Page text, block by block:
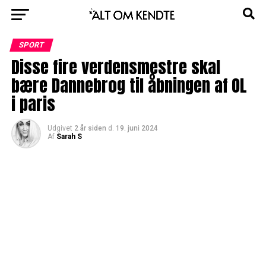
SPORT
Disse fire verdensmestre skal
bære Dannebrog til åbningen af OL
i paris
Udgivet 2 år siden d. 19. juni 2024
Af Sarah S